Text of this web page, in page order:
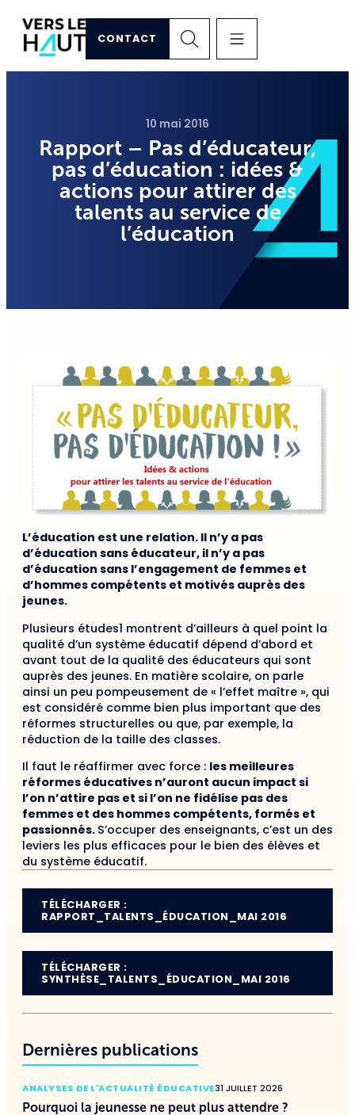
CONTACT
10 mai 2016
Rapport – Pas d’éducateur,
pas d’éducation : idées &
actions pour attirer des
talents au service de
l’éducation
L’éducation est une relation. Il n’y a pas
d’éducation sans éducateur, il n’y a pas
d’éducation sans l’engagement de femmes et
d’hommes compétents et motivés auprès des
jeunes.
Plusieurs études1 montrent d’ailleurs à quel point la
qualité d’un système éducatif dépend d’abord et
avant tout de la qualité des éducateurs qui sont
auprès des jeunes. En matière scolaire, on parle
ainsi un peu pompeusement de « l’effet maître », qui
est considéré comme bien plus important que des
réformes structurelles ou que, par exemple, la
réduction de la taille des classes.
Il faut le réaffirmer avec force : les meilleures
réformes éducatives n’auront aucun impact si
l’on n’attire pas et si l’on ne fidélise pas des
femmes et des hommes compétents, formés et
passionnés. S’occuper des enseignants, c’est un des
leviers les plus efficaces pour le bien des élèves et
du système éducatif.
TÉLÉCHARGER :
RAPPORT_TALENTS_ÉDUCATION_MAI 2016
TÉLÉCHARGER :
SYNTHÈSE_TALENTS_ÉDUCATION_MAI 2016
Dernières publications
ANALYSES DE L'ACTUALITÉ ÉDUCATIVE31 JUILLET 2026
Pourquoi la jeunesse ne peut plus attendre ?